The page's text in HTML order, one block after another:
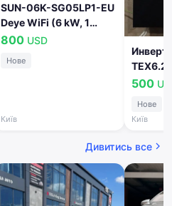
SUN-06K-SG05LP1-EU
Deye WiFi (6 kW, 1
фаза, 2 MPPT, LV)
800 USD
Нове
Київ
500
Нове
Київ
Дивитись все